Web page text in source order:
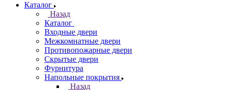
Каталог
Назад
Каталог
Входные двери
Межкомнатные двери
Противопожарные двери
Скрытые двери
Фурнитура
Напольные покрытия
Назад